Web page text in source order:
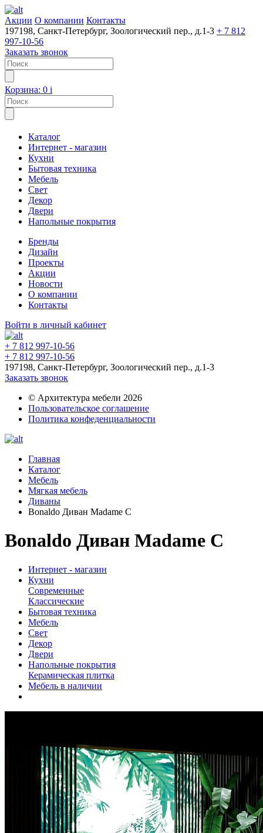
Акции О компании Контакты
197198, Санкт-Петербург, Зоологический пер., д.1-3 + 7 812
997-10-56
Заказать звонок
Корзина: 0 i
Каталог
Интернет - магазин
Кухни
Бытовая техника
Мебель
Свет
Декор
Двери
Напольные покрытия
Бренды
Дизайн
Проекты
Акции
Новости
О компании
Контакты
Войти в личный кабинет
+ 7 812 997-10-56
+ 7 812 997-10-56
197198, Санкт-Петербург, Зоологический пер., д.1-3
Заказать звонок
© Архитектура мебели 2026
Пользовательское соглашение
Политика конфеденциальности
Главная
Каталог
Мебель
Мягкая мебель
Диваны
Bonaldo Диван Madame C
Bonaldo Диван Madame C
Интернет - магазин
Кухни
Современные
Классические
Бытовая техника
Мебель
Свет
Декор
Двери
Напольные покрытия
Керамическая плитка
Мебель в наличии